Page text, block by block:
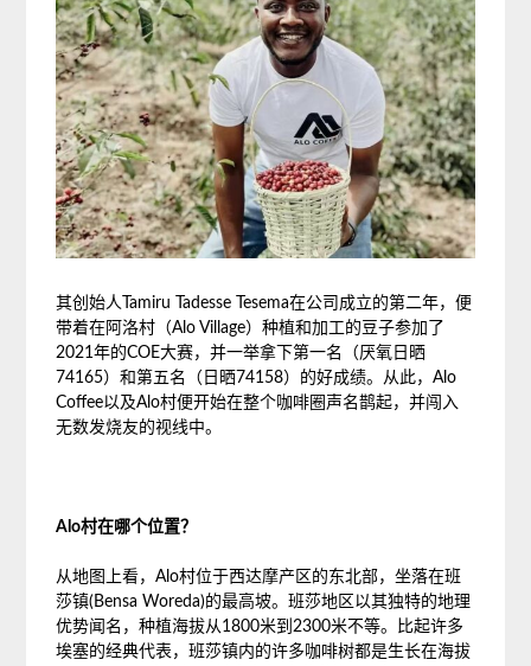
其创始人Tamiru Tadesse Tesema在公司成立的第二年，便
带着在阿洛村（Alo Village）种植和加工的豆子参加了
2021年的COE大赛，并一举拿下第一名（厌氧日晒
74165）和第五名（日晒74158）的好成绩。从此，Alo
Coffee以及Alo村便开始在整个咖啡圈声名鹊起，并闯入
无数发烧友的视线中。
Alo村在哪个位置？
从地图上看，Alo村位于西达摩产区的东北部，坐落在班
莎镇(Bensa Woreda)的最高坡。班莎地区以其独特的地理
优势闻名，种植海拔从1800米到2300米不等。比起许多
埃塞的经典代表，班莎镇内的许多咖啡树都是生长在海拔